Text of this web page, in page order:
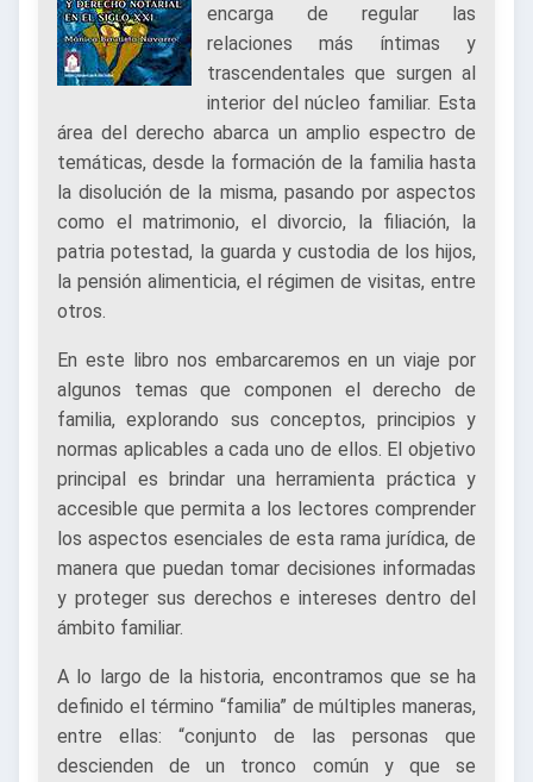
encarga de regular las
relaciones más íntimas y
trascendentales que surgen al
interior del núcleo familiar. Esta
área del derecho abarca un amplio espectro de
temáticas, desde la formación de la familia hasta
la disolución de la misma, pasando por aspectos
como el matrimonio, el divorcio, la filiación, la
patria potestad, la guarda y custodia de los hijos,
la pensión alimenticia, el régimen de visitas, entre
otros.
En este libro nos embarcaremos en un viaje por
algunos temas que componen el derecho de
familia, explorando sus conceptos, principios y
normas aplicables a cada uno de ellos. El objetivo
principal es brindar una herramienta práctica y
accesible que permita a los lectores comprender
los aspectos esenciales de esta rama jurídica, de
manera que puedan tomar decisiones informadas
y proteger sus derechos e intereses dentro del
ámbito familiar.
A lo largo de la historia, encontramos que se ha
definido el término “familia” de múltiples maneras,
entre ellas: “conjunto de las personas que
descienden de un tronco común y que se